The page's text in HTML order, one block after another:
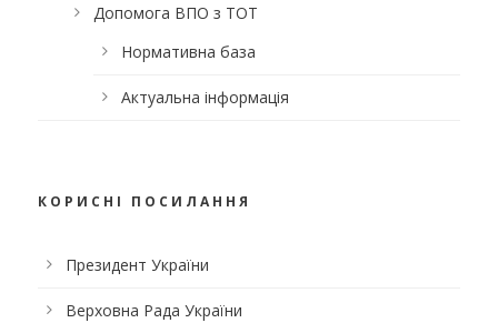
Допомога ВПО з ТОТ
Нормативна база
Актуальна інформація
КОРИСНІ ПОСИЛАННЯ
Президент України
Верховна Рада України